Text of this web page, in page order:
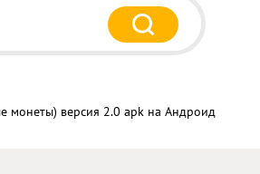
монеты) версия 2.0 apk на Андроид